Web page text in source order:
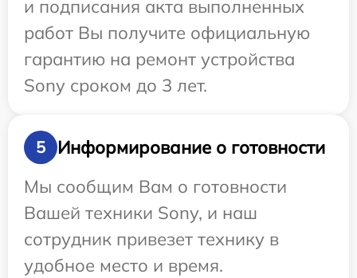
и подписания акта выполненных
работ Вы получите официальную
гарантию на ремонт устройства
Sony сроком до 3 лет.
5
Информирование о готовности
Мы сообщим Вам о готовности
Вашей техники Sony, и наш
сотрудник привезет технику в
удобное место и время.